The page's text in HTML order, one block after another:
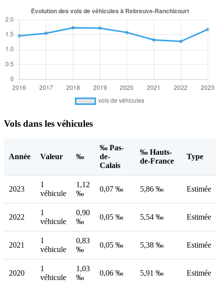
Vols dans les véhicules
Année Valeur ‰
‰ Pas-
de-
Calais
‰ Hauts-
de-France
Type
2023
1
véhicule
1,12
‰
0,07 ‰ 5,86 ‰ Estimée
2022
1
véhicule
0,90
‰
0,05 ‰ 5,54 ‰ Estimée
2021
1
véhicule
0,83
‰
0,05 ‰ 5,38 ‰ Estimée
2020
1
véhicule
1,03
‰
0,06 ‰ 5,91 ‰ Estimée